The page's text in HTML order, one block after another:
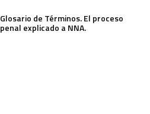
Glosario de Términos. El proceso
penal explicado a NNA.